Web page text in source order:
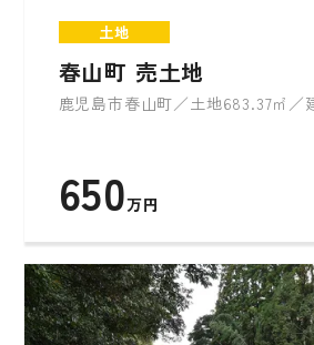
土地
春山町 売土地
鹿児島市春山町／土地683.37㎡／
650万円